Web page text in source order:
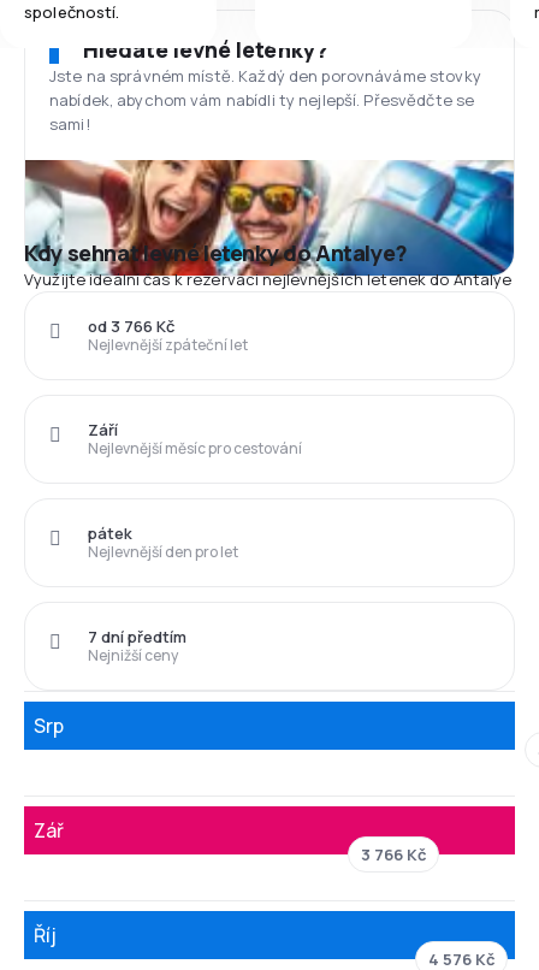
společností.
Hledáte levné letenky?
Jste na správném místě. Každý den porovnáváme stovky
nabídek, abychom vám nabídli ty nejlepší. Přesvědčte se
sami!
Kdy sehnat levné letenky do Antalye?
Využijte ideální čas k rezervaci nejlevnějších letenek do Antalye
Nejlevnější zpáteční let
od 3 766 Kč
Nejlevnější měsíc pro cestování
Září
Nejlevnější den pro let
pátek
Nejnižší ceny
7 dní předtím
Srp
Zář
3 766 Kč
Říj
4 576 Kč